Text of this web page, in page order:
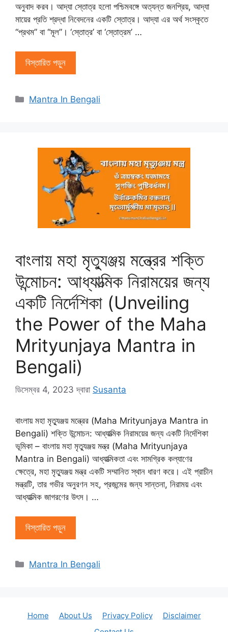
অনুবাদ করব। আদ্যা স্তোত্র হলো পশ্চিমবঙ্গে অত্যন্ত জনপ্রিয়, আদ্যা
মায়ের প্রতি শ্রদ্ধা নিবেদনের একটি স্তোত্র। আদ্যা এর অর্থ সংস্কৃতে
“প্রথম” বা “মূল”। ‘স্তোত্র’ বা ‘স্তোত্রম’ …
বিস্তারিত পড়ুন
বিভাগ
Mantra In Bengali
বাংলায় মহা মৃত্যুঞ্জয় মন্ত্রের শক্তি
উন্মোচন: আধ্যাত্মিক নিরাময়ের জন্য
একটি নির্দেশিকা (Unveiling
the Power of the Maha
Mrityunjaya Mantra in
Bengali)
ডিসেম্বর 4, 2023 দ্বারা Susanta
বাংলায় মহা মৃত্যুঞ্জয় মন্ত্রের (Maha Mrityunjaya Mantra in
Bengali) শক্তি উন্মোচন: আধ্যাত্মিক নিরাময়ের জন্য একটি নির্দেশিকা
ভূমিকা – বাংলায় মহা মৃত্যুঞ্জয় মন্ত্র (Maha Mrityunjaya
Mantra in Bengali) আধ্যাত্মিকতা এবং সামগ্রিক কল্যাণের
ক্ষেত্রে, মহা মৃত্যুঞ্জয় মন্ত্র একটি সম্মানিত স্থান ধারণ করে। এই প্রাচীন
মন্ত্রটি, তার গভীর অনুরণন সহ, প্রজন্মের জন্য সান্তনা, নিরাময় এবং
আধ্যাত্মিক জাগরণের উৎস। …
বিস্তারিত পড়ুন
বিভাগ
Mantra In Bengali
Home About Us Privacy Policy
Disclaimer